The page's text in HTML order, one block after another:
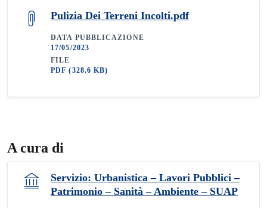
Pulizia Dei Terreni Incolti.pdf
DATA PUBBLICAZIONE
17/05/2023
FILE
PDF(328.6 KB)
A cura di
Servizio: Urbanistica – Lavori Pubblici –
Patrimonio – Sanità – Ambiente – SUAP